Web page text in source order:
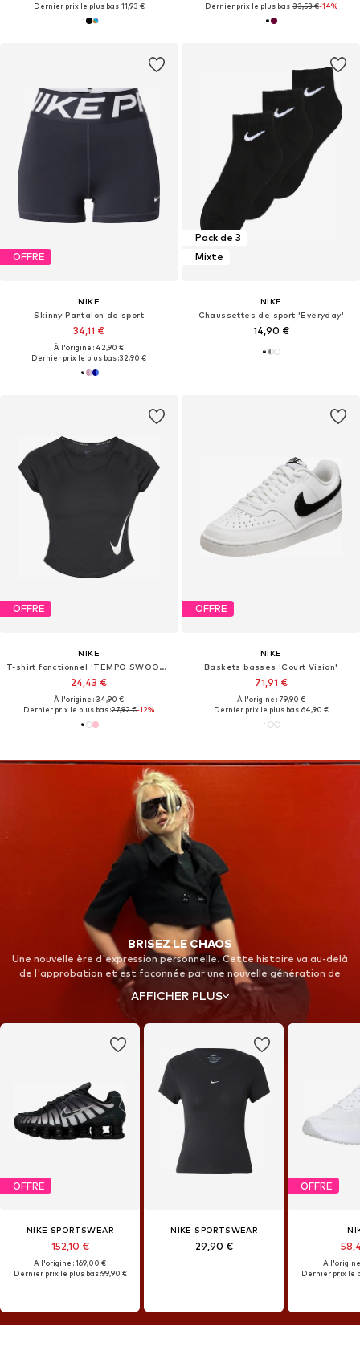
Dernier prix le plus bas :11,93 € Dernier prix le plus bas :33,53 €-14%
OFFRE
NIKE
Skinny Pantalon de sport
34,11 €
À l'origine : 42,90 €
Dernier prix le plus bas :32,90 €
Pack de 3
Mixte
NIKE
Chaussettes de sport 'Everyday'
14,90 €
OFFRE
NIKE
T-shirt fonctionnel 'TEMPO SWOOSH'
24,43 €
À l'origine : 34,90 €
Dernier prix le plus bas :27,92 €-12%
OFFRE
NIKE
Baskets basses 'Court Vision'
71,91 €
À l'origine : 79,90 €
Dernier prix le plus bas :64,90 €
BRISEZ LE CHAOS
Une nouvelle ère d'expression personnelle. Cette histoire va au-delà
de l'approbation et est façonnée par une nouvelle génération de
challengers culturels audacieux. Construite avec des individus sans
peur dans des espaces inattendus, elle est synonyme de force et de
concentration avec Nike Shox.
AFFICHER PLUS
OFFRE
NIKE SPORTSWEAR
152,10 €
À l'origine : 169,00 €
Dernier prix le plus bas :99,90 €
NIKE SPORTSWEAR
29,90 €
OFFRE
À
Dernier prix le